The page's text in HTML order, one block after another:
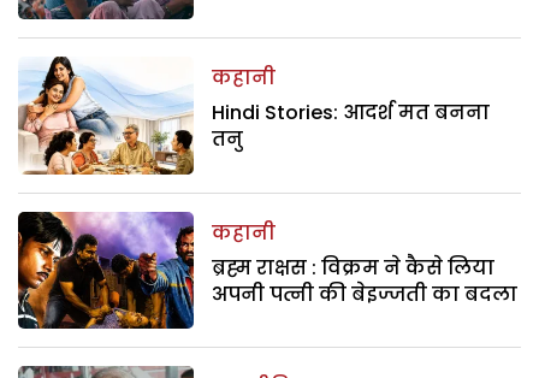
कहानी
Hindi Stories: आदर्श मत बनना
तनु
कहानी
ब्रह्म राक्षस : विक्रम ने कैसे लिया
अपनी पत्नी की बेइज्जती का बदला